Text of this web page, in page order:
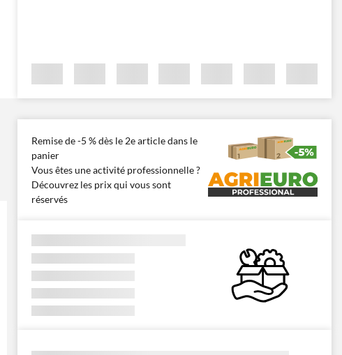
Remise de -5 % dès le 2e article dans le
panier
Vous êtes une activité professionnelle ?
Découvrez les prix qui vous sont
réservés